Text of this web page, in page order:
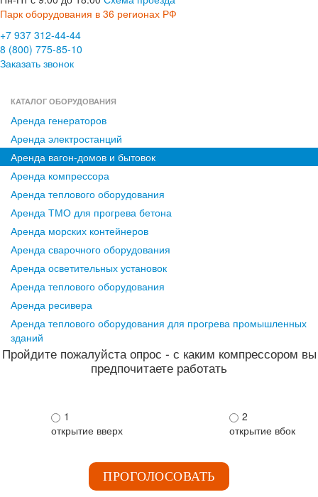
Парк оборудования в 36 регионах РФ
+7 937 312-44-44
8 (800) 775-85-10
Заказать звонок
КАТАЛОГ ОБОРУДОВАНИЯ
Аренда генераторов
Аренда электростанций
Аренда вагон-домов и бытовок
Аренда компрессора
Аренда теплового оборудования
Аренда ТМО для прогрева бетона
Аренда морских контейнеров
Аренда сварочного оборудования
Аренда осветительных установок
Аренда теплового оборудования
Аренда ресивера
Аренда теплового оборудования для прогрева промышленных
зданий
Пройдите пожалуйста опрос - с каким компрессором вы
предпочитаете работать
1
открытие вверх
2
открытие вбок
ПРОГОЛОСОВАТЬ